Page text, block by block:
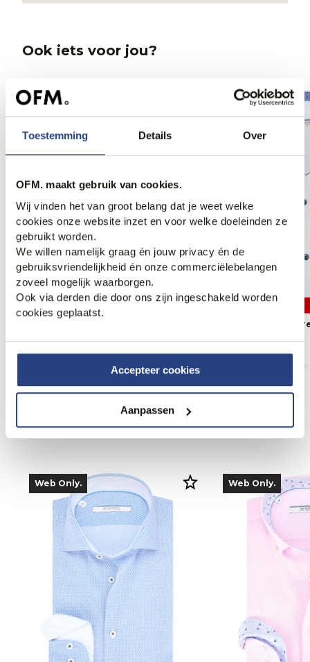
Toestemming Details Over
OFM. maakt gebruik van cookies.
Wij vinden het van groot belang dat je weet welke
cookies onze website inzet en voor welke doeleinden ze
gebruikt worden.
We willen namelijk graag én jouw privacy én de
gebruiksvriendelijkheid én onze commerciëlebelangen
zoveel mogelijk waarborgen.
Ook via derden die door ons zijn ingeschakeld worden
cookies geplaatst.
Accepteer cookies
Aanpassen
Ook iets voor jou?
Web Only. Web Only.
The BLUEPRINT
Anderen bekeken ook
Web Only. Web Only.